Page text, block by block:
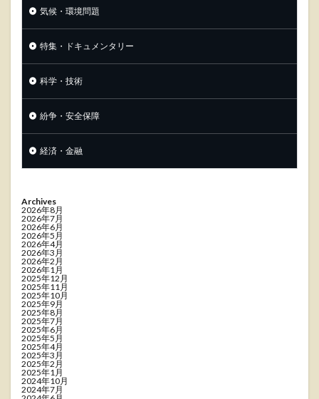
気候・環境問題
特集・ドキュメンタリー
科学・技術
紛争・安全保障
経済・金融
Archives
2026年8月
2026年7月
2026年6月
2026年5月
2026年4月
2026年3月
2026年2月
2026年1月
2025年12月
2025年11月
2025年10月
2025年9月
2025年8月
2025年7月
2025年6月
2025年5月
2025年4月
2025年3月
2025年2月
2025年1月
2024年10月
2024年7月